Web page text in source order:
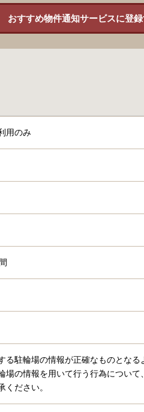
おすすめ物件通知サービスに登
用のみ
る駐輪場の情報が正確なものとなる
場の情報を用いて行う行為につい
ください。